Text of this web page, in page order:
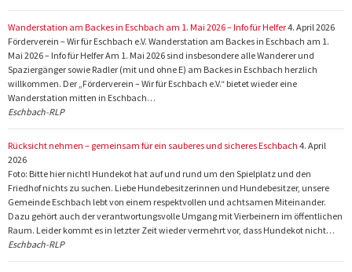
Wanderstation am Backes in Eschbach am 1. Mai 2026 – Info für Helfer4. April 2026
Förderverein – Wir für Eschbach e.V. Wanderstation am Backes in Eschbach am 1.
Mai 2026 – Info für Helfer Am 1. Mai 2026 sind insbesondere alle Wanderer und
Spaziergänger sowie Radler (mit und ohne E) am Backes in Eschbach herzlich
willkommen. Der „Förderverein – Wir für Eschbach e.V.“ bietet wieder eine
Wanderstation mitten in Eschbach…
Eschbach-RLP
Rücksicht nehmen – gemeinsam für ein sauberes und sicheres Eschbach 4. April
2026
Foto: Bitte hier nicht! Hundekot hat auf und rund um den Spielplatz und den
Friedhof nichts zu suchen. Liebe Hundebesitzerinnen und Hundebesitzer, unsere
Gemeinde Eschbach lebt von einem respektvollen und achtsamen Miteinander.
Dazu gehört auch der verantwortungsvolle Umgang mit Vierbeinern im öffentlichen
Raum. Leider kommt es in letzter Zeit wieder vermehrt vor, dass Hundekot nicht…
Eschbach-RLP